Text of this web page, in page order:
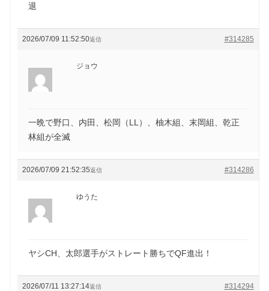
退
2026/07/09 11:52:50 #314285
返信
ジョウ
一晩で野口、内田、松岡（LL）、柚木組、末岡組、乾正
林組が全滅
2026/07/09 21:52:35 #314286
返信
ゆうた
ヤシCH、太郎選手がストレート勝ちでQF進出！
2026/07/11 13:27:14 #314294
返信